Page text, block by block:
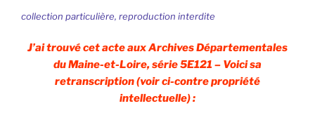
collection particulière, reproduction interdite
J’ai trouvé cet acte aux Archives Départementales
du Maine-et-Loire, série 5E121 – Voici sa
retranscription (voir ci-contre propriété
intellectuelle) :